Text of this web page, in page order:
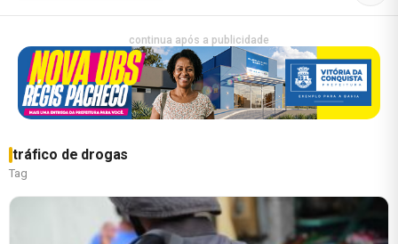
continua após a publicidade
tráfico de drogas
Tag